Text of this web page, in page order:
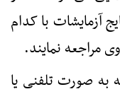
با کدام
مراجعه نمایند.
به صورت تلفنی یا